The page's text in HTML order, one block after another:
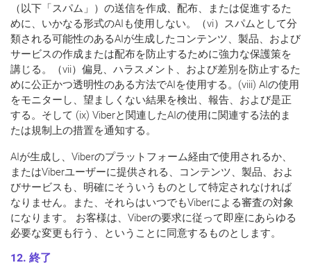
（以下「スパム」）の送信を作成、配布、または促進するた
めに、いかなる形式のAIも使用しない。（vi）スパムとして分
類される可能性のあるAIが生成したコンテンツ、製品、および
サービスの作成または配布を防止するために強力な保護策を
講じる。（vii）偏見、ハラスメント、および差別を防止するた
めに公正かつ透明性のある方法でAIを使用する。(viii) AIの使用
をモニターし、望ましくない結果を検出、報告、および是正
する。そして (ix) Viberと関連したAIの使用に関連する法的ま
たは規制上の措置を通知する。
AIが生成し、Viberのプラットフォーム経由で使用されるか、
またはViberユーザーに提供される、コンテンツ、製品、およ
びサービスも、明確にそういうものとして特定されなければ
なりません。また、それらはいつでもViberによる審査の対象
になります。 お客様は、Viberの要求に従って即座にあらゆる
必要な変更も行う、ということに同意するものとします。
12. 終了